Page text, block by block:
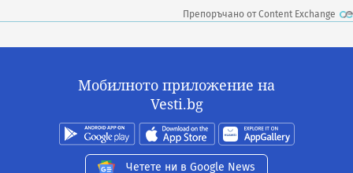
Препоръчано от Content Exchange
Мобилното приложение на
Vesti.bg
Четете ни в Google News